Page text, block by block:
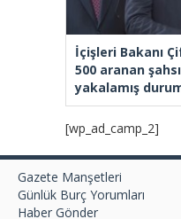
İçişleri Bakanı
500 aranan
yakalamış
[wp_ad_camp_2]
Gazete Manşetleri
Günlük Burç Yorumları
Haber Gönder